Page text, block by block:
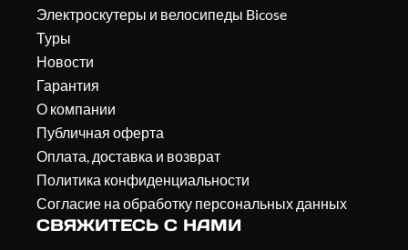
Электроскутеры и велосипеды Bicose
Туры
Новости
Гарантия
О компании
Публичная оферта
Оплата, доставка и возврат
Политика конфиденциальности
Согласие на обработку персональных данных
СВЯЖИТЕСЬ С НАМИ